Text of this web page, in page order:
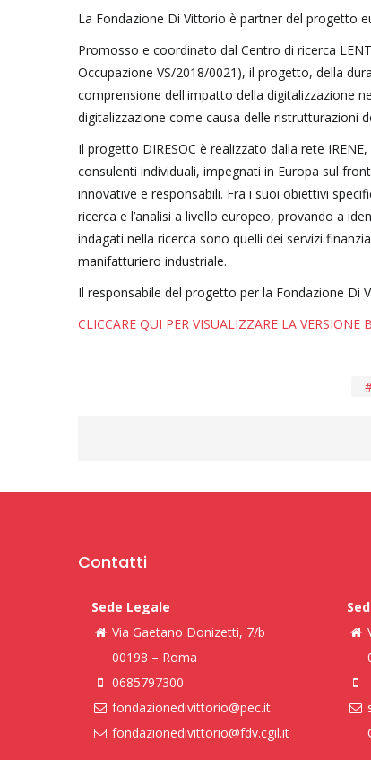
La Fondazione Di Vittorio è partner del progetto
Promosso e coordinato dal Centro di ricerca
Occupazione VS/2018/0021), il progetto, della
comprensione dell'impatto della digitalizzazione
digitalizzazione come causa delle ristrutturazioni
Il progetto DIRESOC è realizzato dalla rete
consulenti individuali, impegnati in Europa sul
innovative e responsabili. Fra i suoi obiettivi
ricerca e l’analisi a livello europeo, provando a
indagati nella ricerca sono quelli dei servizi
manifatturiero industriale.
Il responsabile del progetto per la Fondazione Di
CLICCARE QUI PER VISUALIZZARE LA
Contatti
Sede Legale
Via Gaetano Donizetti, 7/b
00198 – Roma
0685797300
fondazionedivittorio@pec.it
fondazionedivittorio@fdv.cgil.it